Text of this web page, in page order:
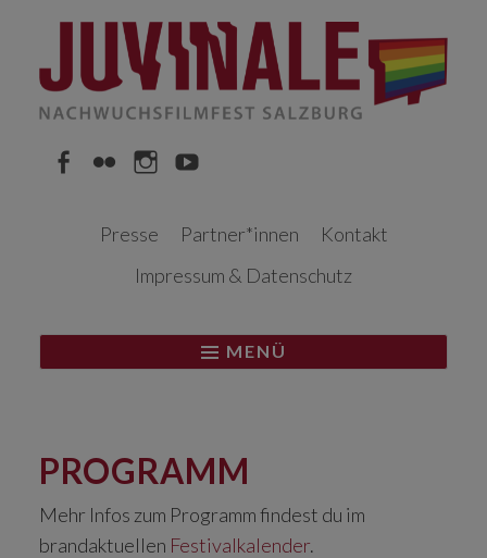
Inhalt
Presse
Partner*innen
Kontakt
Impressum & Datenschutz
MENÜ
PROGRAMM
Mehr Infos zum Programm findest du im
brandaktuellen Festivalkalender.